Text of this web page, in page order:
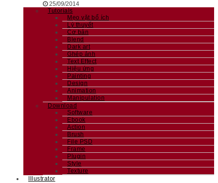
25/09/2014
Tutorials
Mẹo vặt bổ ích
Lý thuyết
Cơ bản
Blend
Dark art
Ghép ảnh
Text Effect
Hiệu ứng
Painting
Design
Animation
Manipulation
Download
Software
Ebook
Action
Brush
File PSD
Frame
Plugin
Style
Texture
Illustrator